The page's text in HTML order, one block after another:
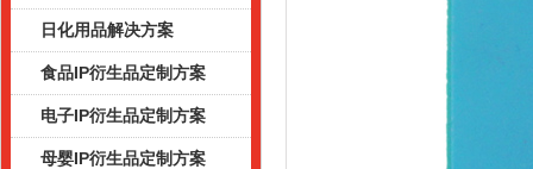
日化用品解决方案
食品IP衍生品定制方案
电子IP衍生品定制方案
母婴IP衍生品定制方案